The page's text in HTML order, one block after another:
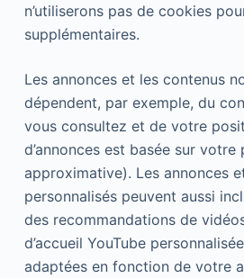
n’utiliserons pas de cookies
supplémentaires.
Les annonces et les contenus
dépendent, par exemple, du
vous consultez et de votre
d’annonces est basée sur votre
approximative). Les annonces
personnalisés peuvent aussi
des recommandations de
d’accueil YouTube
adaptées en fonction de votre